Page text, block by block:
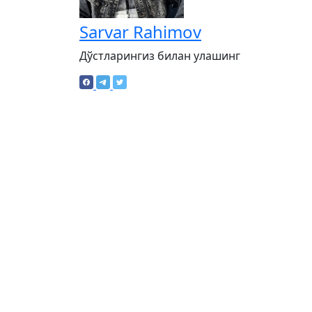
Sarvar Rahimov
Дўстларингиз билан улашинг